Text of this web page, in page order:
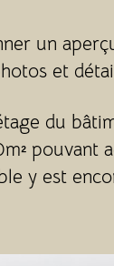
un
et
du
pouvant
y est